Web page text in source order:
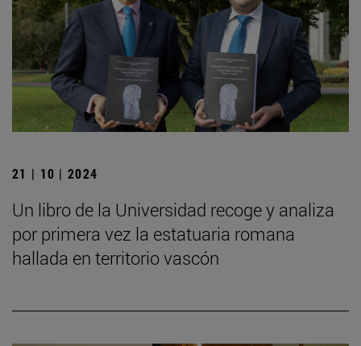
21 | 10 | 2024
Un libro de la Universidad recoge y analiza
por primera vez la estatuaria romana
hallada en territorio vascón